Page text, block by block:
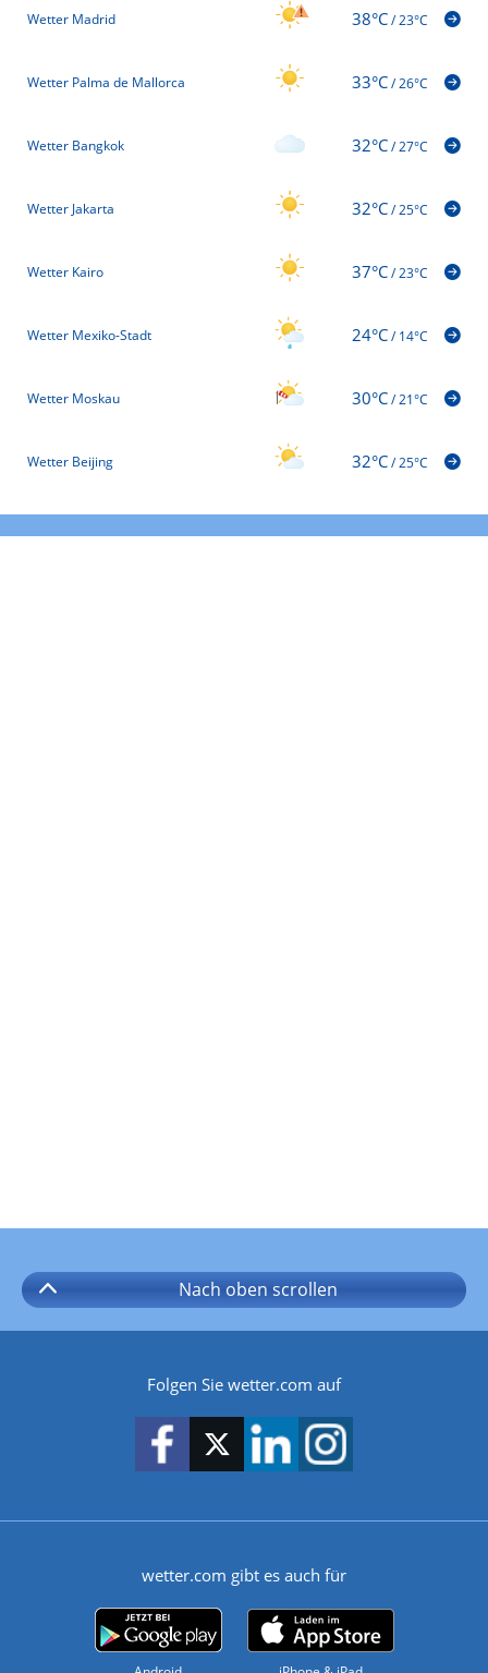
Wetter Madrid 38°C/23°C
Wetter Palma de Mallorca 33°C/26°C
Wetter Bangkok 32°C/27°C
Wetter Jakarta 32°C/25°C
Wetter Kairo 37°C/23°C
Wetter Mexiko-Stadt 24°C/14°C
Wetter Moskau 30°C/21°C
Wetter Beijing 32°C/25°C
Nach oben scrollen
Folgen Sie wetter.com auf
wetter.com gibt es auch für